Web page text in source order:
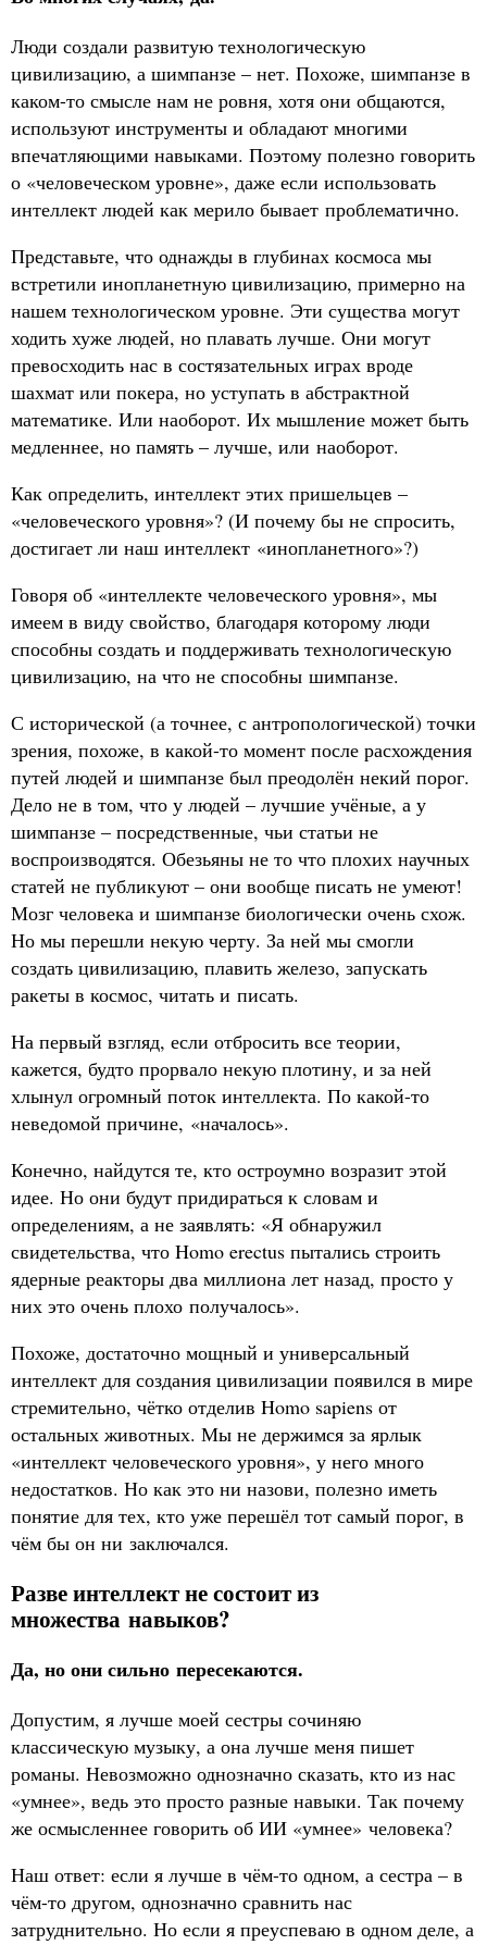
Люди создали развитую технологическую
цивилизацию, а шимпанзе – нет. Похоже, шимпанзе в
каком-то смысле нам не ровня, хотя они общаются,
используют инструменты и обладают многими
впечатляющими навыками. Поэтому полезно говорить
о «человеческом уровне», даже если использовать
интеллект людей как мерило бывает проблематично.
Представьте, что однажды в глубинах космоса мы
встретили инопланетную цивилизацию, примерно на
нашем технологическом уровне. Эти существа могут
ходить хуже людей, но плавать лучше. Они могут
превосходить нас в состязательных играх вроде
шахмат или покера, но уступать в абстрактной
математике. Или наоборот. Их мышление может быть
медленнее, но память – лучше, или наоборот.
Как определить, интеллект этих пришельцев –
«человеческого уровня»? (И почему бы не спросить,
достигает ли наш интеллект «инопланетного»?)
Говоря об «интеллекте человеческого уровня», мы
имеем в виду свойство, благодаря которому люди
способны создать и поддерживать технологическую
цивилизацию, на что не способны шимпанзе.
С исторической (а точнее, с антропологической) точки
зрения, похоже, в какой-то момент после расхождения
путей людей и шимпанзе был преодолён некий порог.
Дело не в том, что у людей – лучшие учёные, а у
шимпанзе – посредственные, чьи статьи не
воспроизводятся. Обезьяны не то что плохих научных
статей не публикуют – они вообще писать не умеют!
Мозг человека и шимпанзе биологически очень схож.
Но мы перешли некую черту. За ней мы смогли
создать цивилизацию, плавить железо, запускать
ракеты в космос, читать и писать.
На первый взгляд, если отбросить все теории,
кажется, будто прорвало некую плотину, и за ней
хлынул огромный поток интеллекта. По какой-то
неведомой причине, «началось».
Конечно, найдутся те, кто остроумно возразит этой
идее. Но они будут придираться к словам и
определениям, а не заявлять: «Я обнаружил
свидетельства, что Homo erectus пытались строить
ядерные реакторы два миллиона лет назад, просто у
них это очень плохо получалось».
Похоже, достаточно мощный и универсальный
интеллект для создания цивилизации появился в мире
стремительно, чётко отделив Homo sapiens от
остальных животных. Мы не держимся за ярлык
«интеллект человеческого уровня», у него много
недостатков. Но как это ни назови, полезно иметь
понятие для тех, кто уже перешёл тот самый порог, в
чём бы он ни заключался.
Разве интеллект не состоит из
множества навыков?
Да, но они сильно пересекаются.
Допустим, я лучше моей сестры сочиняю
классическую музыку, а она лучше меня пишет
романы. Невозможно однозначно сказать, кто из нас
«умнее», ведь это просто разные навыки. Так почему
же осмысленнее говорить об ИИ «умнее» человека?
Наш ответ: если я лучше в чём-то одном, а сестра – в
чём-то другом, однозначно сравнить нас
затруднительно. Но если я преуспеваю в одном деле, а